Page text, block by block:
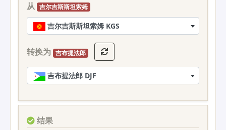
从 吉尔吉斯斯坦索姆
吉尔吉斯斯坦索姆 KGS
转换为 吉布提法郎
吉布提法郎 DJF
结果